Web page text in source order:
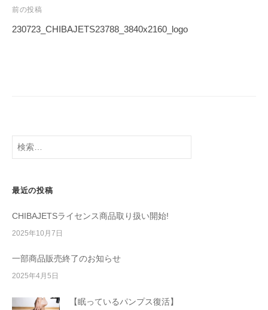
前の投稿
230723_CHIBAJETS23788_3840x2160_logo
最近の投稿
CHIBAJETSライセンス商品取り扱い開始!
2025年10月7日
一部商品販売終了のお知らせ
2025年4月5日
【眠っているパンプス復活】